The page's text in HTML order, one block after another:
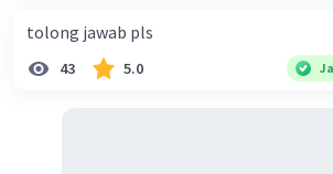
tolong jawab pls
43 5.0